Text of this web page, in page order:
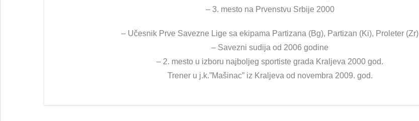
– 3. mesto na Prvenstvu Srbije 2000
– Učesnik Prve Savezne Lige sa ekipama Partizana (Bg), Partizan (Ki), Proleter (Zr)
– Savezni sudija od 2006 godine
– 2. mesto u izboru najboljeg sportiste grada Kraljeva 2000 god.
Trener u j.k.”Mašinac” iz Kraljeva od novembra 2009. god.